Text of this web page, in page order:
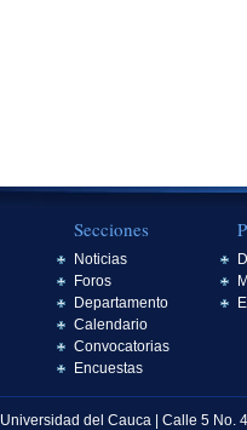
Secciones
Noticias
Foros
Departamento
Calendario
Convocatorias
Encuestas
Universidad del Cauca | Calle 5 No.